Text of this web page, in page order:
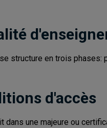
structure en trois phases:
d'accès
dans une majeure ou